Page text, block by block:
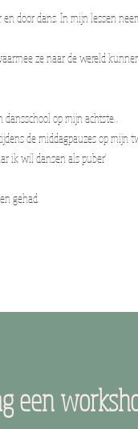
door dans. In mijn lessen
ze naar de wereld
op mijn achtste...
de middagpauzes op mijn
ik wil dansen als puber'
gehad.
een